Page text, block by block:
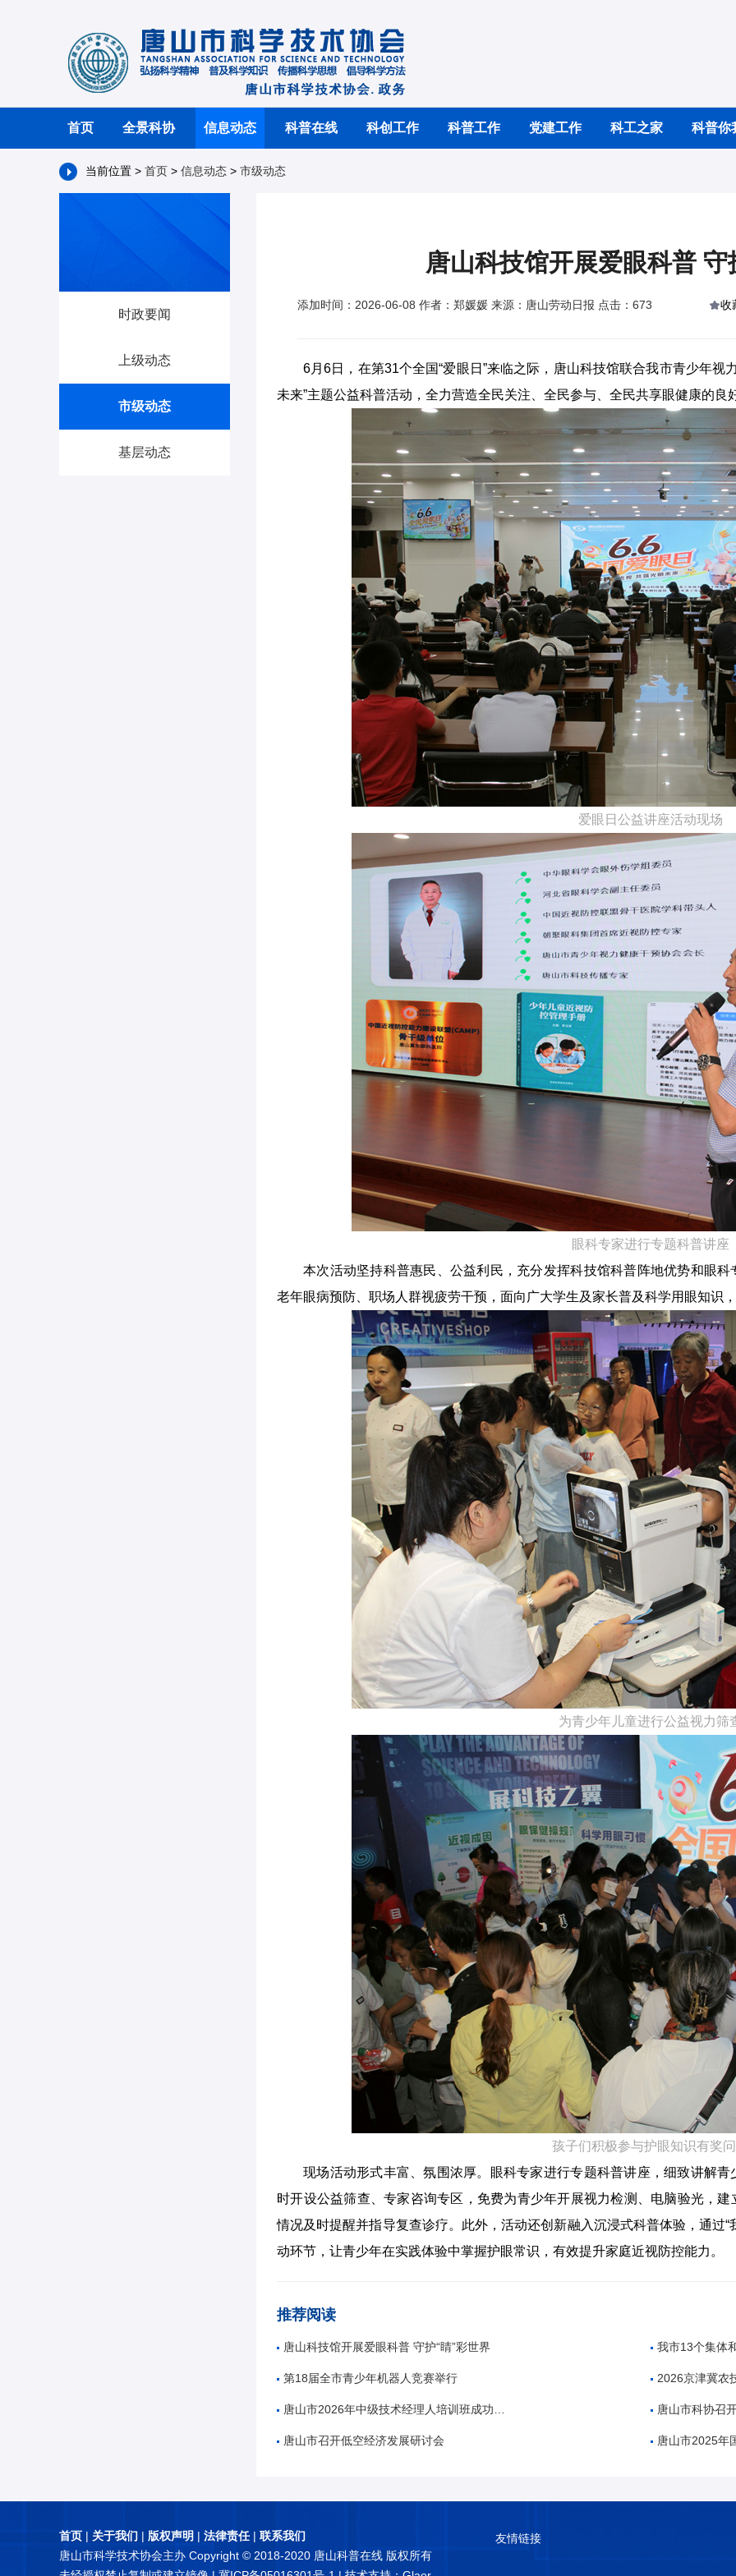
首页 全景科协 信息动态 科普在线 科创工作 科普工作 党建工作 科工之家 科普你
当前位置 > 首页 > 信息动态 > 市级动态
时政要闻
上级动态
市级动态
基层动态
唐山科技馆开展爱眼科普 守
添加时间：2026-06-08 作者：郑媛媛 来源：唐山劳动日报 点击：673 收
6月6日，在第31个全国“爱眼日”来临之际，唐山科技馆联合我市青少年视
未来”主题公益科普活动，全力营造全民关注、全民参与、全民共享眼健康的良
爱眼日公益讲座活动现场
眼科专家进行专题科普讲座
本次活动坚持科普惠民、公益利民，充分发挥科技馆科普阵地优势和眼
老年眼病预防、职场人群视疲劳干预，面向广大学生及家长普及科学用眼知识
为青少年儿童进行公益视力筛
孩子们积极参与护眼知识有奖
现场活动形式丰富、氛围浓厚。眼科专家进行专题科普讲座，细致讲解
时开设公益筛查、专家咨询专区，免费为青少年开展视力检测、电脑验光，
情况及时提醒并指导复查诊疗。此外，活动还创新融入沉浸式科普体验，通过
动环节，让青少年在实践体验中掌握护眼常识，有效提升家庭近视防控能力。
推荐阅读
唐山科技馆开展爱眼科普 守护“睛”彩世界 我市13个集体
第18届全市青少年机器人竞赛举行 2026京津冀农技协高质量发
唐山市2026年中级技术经理人培训班成功举办 唐山市科协召
唐山市召开低空经济发展研讨会 唐山市2025年国家技术转移
首页 | 关于我们 | 版权声明 | 法律责任| 联系我们
唐山市科学技术协会主办 Copyright © 2018-2020 唐山科普在线 版权所有
友情链接